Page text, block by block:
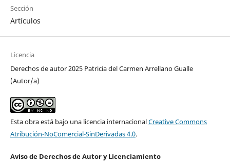
Sección
Artículos
Licencia
Derechos de autor 2025 Patricia del Carmen Arrellano Gualle
(Autor/a)
Esta obra está bajo una licencia internacionalCreative Commons
Atribución-NoComercial-SinDerivadas 4.0.
Aviso de Derechos de Autor y Licenciamiento